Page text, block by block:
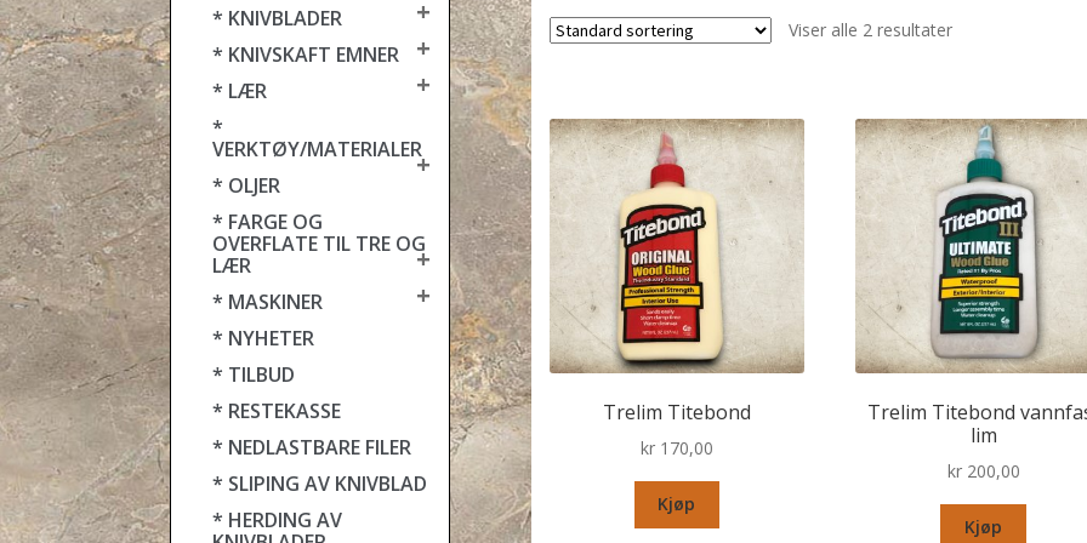
Viser alle 2 resultater
Trelim Titebond
kr170,00
Kjøp
Trelim Titebond
lim
kr200,00
Kjøp
* KNIVBLADER +
* KNIVSKAFT EMNER +
* LÆR +
*
VERKTØY/MATERIALER+
* OLJER
* FARGE OG
OVERFLATE TIL TRE OG
LÆR
+
* MASKINER +
* NYHETER
* TILBUD
* RESTEKASSE
* NEDLASTBARE FILER
* SLIPING AV KNIVBLAD
* HERDING AV